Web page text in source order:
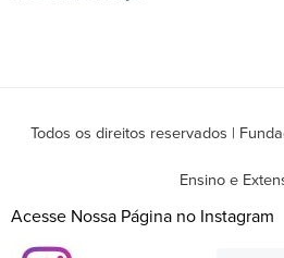
Todos os direitos reservados |
Ensino e
Acesse Nossa Página no Instagram